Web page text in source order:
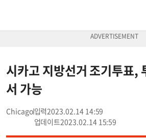
시카고 지방선거 조기투표,
서 가능
Chicago
2023.02.14 14:59
2023.02.14 15:59